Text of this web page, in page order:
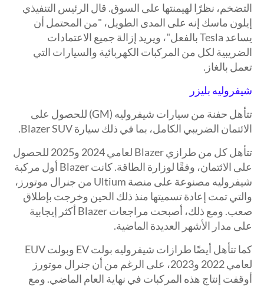
التضخم، نظرًا لهيمنتها على السوق. قال الرئيس التنفيذي
إيلون ماسك إنه على المدى الطويل، "من المحتمل أن
يساعد Tesla بالفعل"، ويريد إزالة جميع الاعتمادات
الضريبية لكل من المركبات الكهربائية والسيارات التي
تعمل بالغاز.
شيفروليه بليزر
تتأهل حفنة من سيارات شيفروليه (GM) للحصول على
الائتمان الضريبي الكامل، بما في ذلك سيارة Blazer SUV.
تتأهل كل من طرازي Blazer لعامي 2024 و2025 للحصول
على الائتمان، وفقًا لوزارة الطاقة. كانت Blazer أول مركبة
شيفروليه مصنوعة على منصة Ultium من جنرال موتورز،
والتي تمت إعادة تسميتها منذ ذلك الحين وخرجت بإطلاق
صعب. ومع ذلك، أصبحت مراجعات Blazer أكثر إيجابية
على مدار الأشهر العديدة الماضية.
كما تتأهل أيضًا طرازات شيفروليه بولت EV وبولت EUV
لعامي 2022 و2023، على الرغم من أن جنرال موتورز
أوقفت إنتاج هذه المركبات في نهاية العام الماضي. ومع